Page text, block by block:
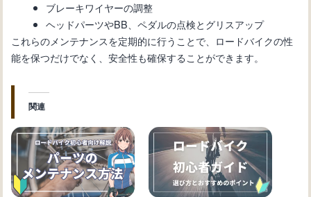
ブレーキワイヤーの調整
ヘッドパーツやBB、ペダルの点検とグリスアップ
これらのメンテナンスを定期的に行うことで、ロードバイクの性
能を保つだけでなく、安全性も確保することができます。
関連